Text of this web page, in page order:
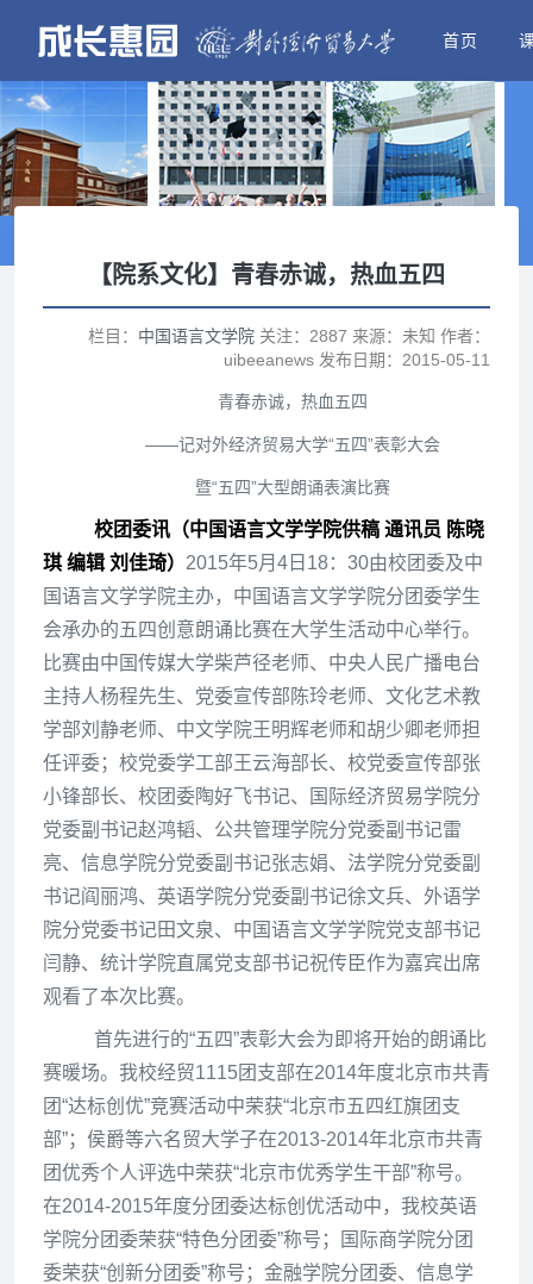
首页
【院系文化】青春赤诚，热血五四
栏目： 中国语言文学院 关注：2887 来源：未知 作者：
uibeeanews 发布日期：2015-05-11
青春赤诚，热血五四
——记对外经济贸易大学“五四”表彰大会
暨“五四”大型朗诵表演比赛
校团委讯（中国语言文学学院供稿 通讯员 陈晓
琪 编辑 刘佳琦） 2015年5月4日18：30由校团委及中
国语言文学学院主办， 中国语言文学学院分团委学生
会承办的五四创意朗诵比赛在大学生活动中心举行。
比赛由中国传媒大学柴芦径老师、中央人民广播电台
主持人杨程先生、党委宣传部陈玲老师、 文化艺术教
学部刘静老师、中文学院王明辉老师和胡少卿老师担
任评委； 校党委学工部王云海部长、校党委宣传部张
小锋部长、校团委陶好飞书记、国际经济贸易学院分
党委副书记赵鸿韬、公共管理学院分党委副书记雷
亮、 信息学院分党委副书记张志娟、法学院分党委副
书记阎丽鸿、英语学院分党委副书记徐文兵、外语学
院分党委书记田文泉、中国语言文学学院党支部书记
闫静、统计学院直属党支部书记祝传臣作为嘉宾出席
观看了本次比赛。
首先进行的“五四”表彰大会为 即将开始的朗诵比
赛暖场。 我校经贸1115团支部在2014年度北京市共青
团“达标创优”竞赛活动中荣获“北京市五四红旗团支
部”；侯爵等六名贸大学子在2013-2014年北京市共青
团优秀个人评选中荣获“北京市优秀学生干部”称号。
在2014-2015年度分团委达标创优活动中，我校英语
学院分团委荣获“特色分团委”称号；
国际商学院分团
委荣获“创新分团委”称号；金融学院分团委、信息学